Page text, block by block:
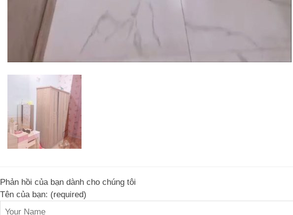
Phản hồi của bạn dành cho chúng tôi
Tên của bạn: (required)